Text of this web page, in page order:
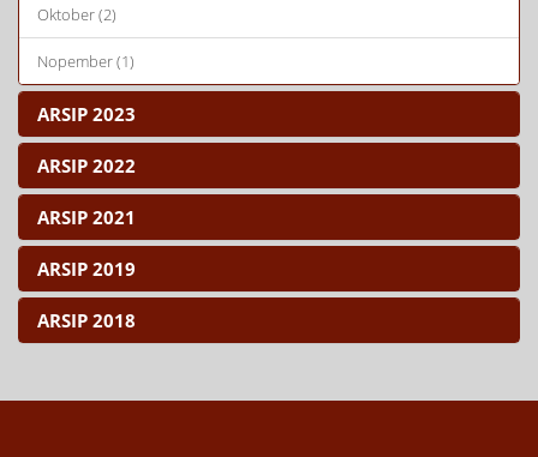
Oktober (2)
Nopember (1)
ARSIP 2023
ARSIP 2022
ARSIP 2021
ARSIP 2019
ARSIP 2018